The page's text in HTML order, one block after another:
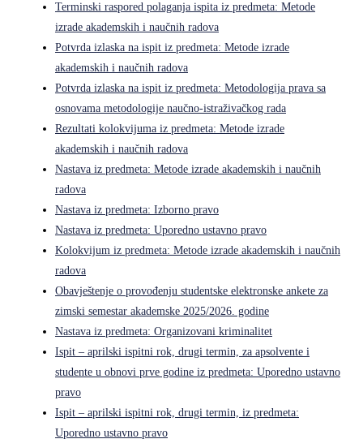
Terminski raspored polaganja ispita iz predmeta: Metode
izrade akademskih i naučnih radova
Potvrda izlaska na ispit iz predmeta: Metode izrade
akademskih i naučnih radova
Potvrda izlaska na ispit iz predmeta: Metodologija prava sa
osnovama metodologije naučno-istraživačkog rada
Rezultati kolokvijuma iz predmeta: Metode izrade
akademskih i naučnih radova
Nastava iz predmeta: Metode izrade akademskih i naučnih
radova
Nastava iz predmeta: Izborno pravo
Nastava iz predmeta: Uporedno ustavno pravo
Kolokvijum iz predmeta: Metode izrade akademskih i naučnih
radova
Obavještenje o provođenju studentske elektronske ankete za
zimski semestar akademske 2025/2026. godine
Nastava iz predmeta: Organizovani kriminalitet
Ispit – aprilski ispitni rok, drugi termin, za apsolvente i
studente u obnovi prve godine iz predmeta: Uporedno ustavno
pravo
Ispit – aprilski ispitni rok, drugi termin, iz predmeta:
Uporedno ustavno pravo